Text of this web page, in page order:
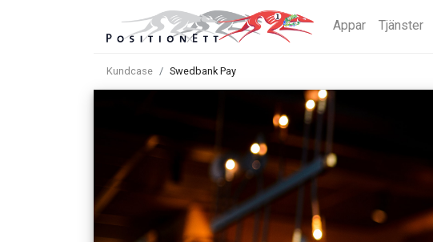
Appar Tjänster
Kundcase Swedbank Pay